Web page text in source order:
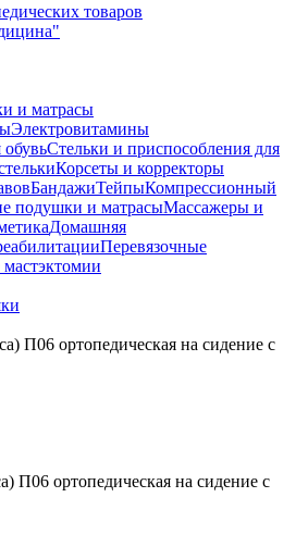
товаров
и матрасы
Электровитамины
обувьСтельки и приспособления для
Корсеты и корректоры
БандажиТейпыКомпрессионный
подушки и матрасыМассажеры и
Домашняя
Перевязочные
П06 ортопедическая на сидение с
П06 ортопедическая на сидение с